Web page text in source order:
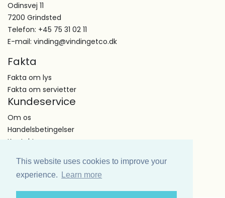
This website uses cookies to improve your
experience.
Learn more
Odinsvej 11
7200 Grindsted
Telefon: +45 75 31 02 11
E-mail: vinding@vindingetco.dk
Fakta
Fakta om lys
Fakta om servietter
Kundeservice
Om os
Handelsbetingelser
Kontakt